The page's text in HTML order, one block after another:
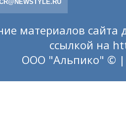
материалов сайта
ссылкой на
ООО "Альпико" © |